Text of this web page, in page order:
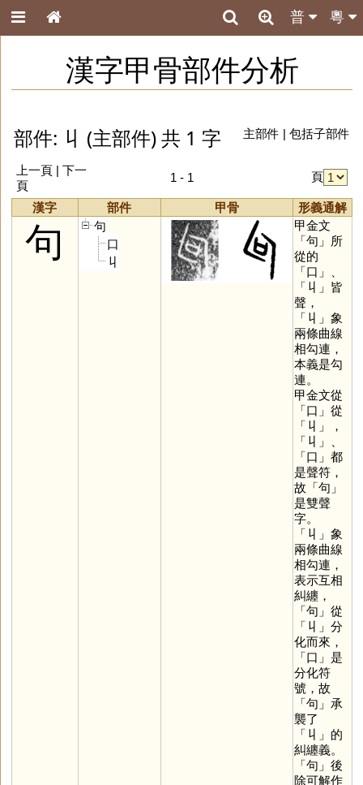
粵
普
漢字甲骨部件分析
部件: 丩 (主部件) 共 1 字 主部件 | 包括子部件
上一頁 | 下一
頁
1 - 1 頁
漢字 部件 甲骨 形義通解
句
句
口
丩
甲金文
「句 」所
從的
「口 」、
「 丩 」皆
聲，
「 丩 」象
兩條曲線
相勾連，
本義是勾
連。
甲金文從
「口 」從
「 丩 」，
「 丩 」、
「口 」都
是聲符，
故「句 」
是雙聲
字。
「 丩 」象
兩條曲線
相勾連，
表示互相
糾纏，
「句 」從
「 丩 」分
化而來，
「口 」是
分化符
號，故
「句 」承
襲了
「 丩 」的
糾纏義。
「句 」後
除可解作